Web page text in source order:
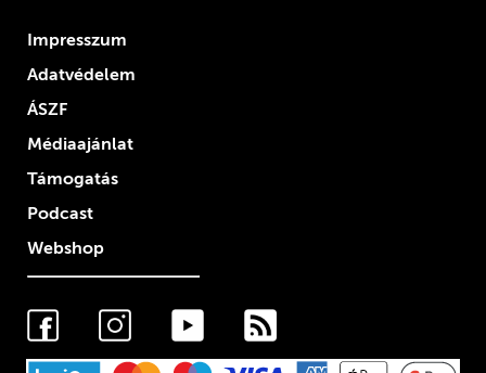
Impresszum
Adatvédelem
ÁSZF
Médiaajánlat
Támogatás
Podcast
Webshop